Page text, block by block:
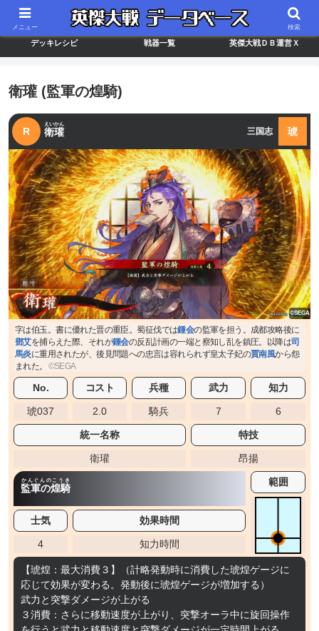
最新バージョン情報 武将ランキング カードリスト
デッキレシピ 戦器一覧 英傑大戦ＤＢ運営Ｘ
衛瓘 (監軍の煌騎)
R 衛瓘
えいかん
三国志 琥
字は伯玉。書に優れた晋の重臣。蜀征伐では鍾会の監軍を担う。成都攻略後に
鄧艾を捕らえた際、それが鍾会の反乱計画の一端と察知し乱を鎮圧。以降は司
馬炎に重用されたが、後見問題への忠言は容れられず皇太子妃の賈南風から怨
まれた。
No. コスト 兵種 武力 知力
琥037 2.0 騎兵 7 6
統一名称 特技
衛瓘 昂揚
監軍の煌騎
かんぐんのこうき 範囲
士気 効果時間
4 知力時間
【琥煌：最大消費３】（計略発動時に消費した琥煌ゲージに
応じて効果が変わる。発動後に琥煌ゲージが増加する）
武力と突撃ダメージが上がる
３消費：さらに移動速度が上がり、突撃オーラ中に旋回操作
メニュー 検索